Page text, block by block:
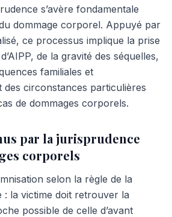
s’avère fondamentale
dommage corporel. Appuyé par
ce processus implique la prise
de la gravité des séquelles,
familiales et
des circonstances particulières
de dommages corporels.
par la jurisprudence
corporels
selon la règle de la
: la victime doit retrouver la
possible de celle d’avant